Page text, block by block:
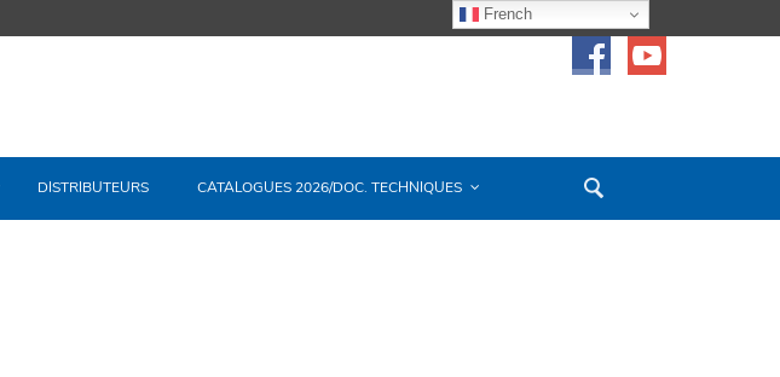
DISTRIBUTEURS CATALOGUES 2026/DOC. TECHNIQUES
French